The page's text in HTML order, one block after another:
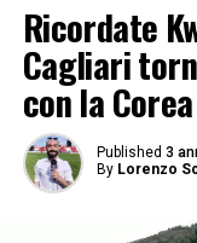
Ricordate
Cagliari
con la
Published 3
By Lorenzo